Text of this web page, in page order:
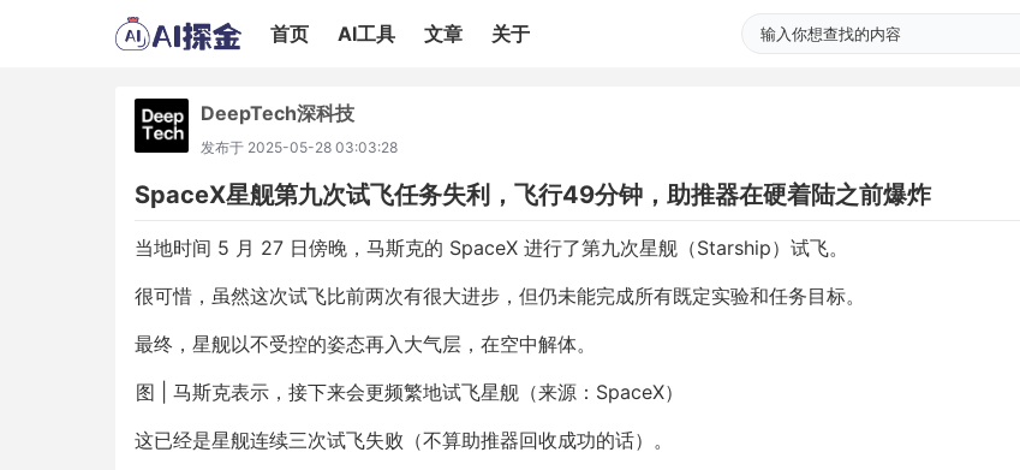
首页 AI工具 文章 关于
DeepTech深科技
发布于 2025-05-28 03:03:28
SpaceX星舰第九次试飞任务失利，飞行49分钟，助推器在硬着陆之前爆炸
当地时间 5 月 27 日傍晚，马斯克的 SpaceX 进行了第九次星舰（Starship）试飞。
很可惜，虽然这次试飞比前两次有很大进步，但仍未能完成所有既定实验和任务目标。
最终，星舰以不受控的姿态再入大气层，在空中解体。
图 | 马斯克表示，接下来会更频繁地试飞星舰（来源：SpaceX）
这已经是星舰连续三次试飞失败（不算助推器回收成功的话）。